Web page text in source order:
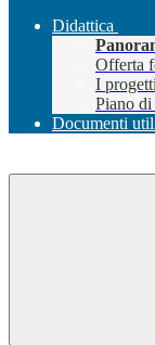
Didattica
Offerta
I
Piano
Documenti